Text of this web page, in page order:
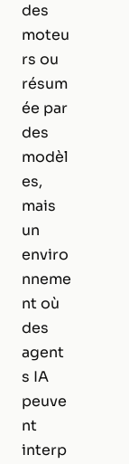
des
moteu
rs ou
résum
ée par
des
modèl
es,
mais
un
enviro
nneme
nt où
des
agent
s IA
peuve
nt
interp